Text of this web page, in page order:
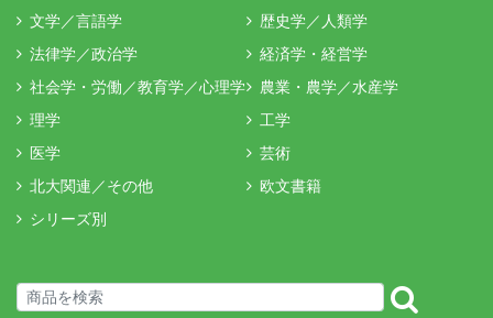
文学／言語学
歴史学／人類学
法律学／政治学
経済学・経営学
社会学・労働／教育学／心理学
農業・農学／水産学
理学
工学
医学
芸術
北大関連／その他
欧文書籍
シリーズ別